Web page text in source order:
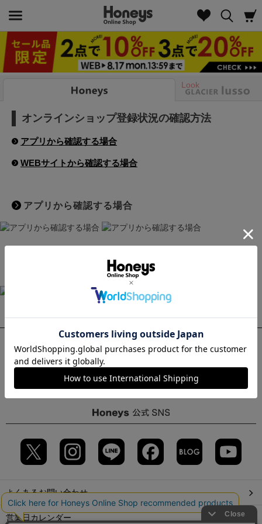
Look
オンラインショップ登録状況の確認方法
アプリから確認する場合
WEBサイトから確認する場合
アプリから確認する場合
WEBサイトから確認する場合
よくあるお問い合わせ
営業日カレンダー